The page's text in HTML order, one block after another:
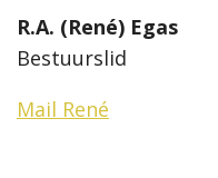
R.A. (René) Egas
Bestuurslid
Mail René